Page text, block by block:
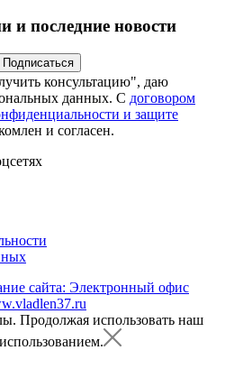
и последние новости
Подписаться
консультацию", даю
данных. С договором
и защите
и согласен.
сайта: Электронный офис
Продолжая использовать наш